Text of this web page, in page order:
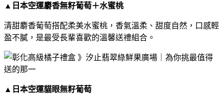
▲ 日本空運麝香無籽葡萄＋水蜜桃
清甜麝香葡萄搭配柔美水蜜桃，香氣溫柔、甜度自然，口感輕
盈不膩，是最受長輩喜歡的溫馨送禮組合。
▲ 日本空運貓眼無籽葡萄